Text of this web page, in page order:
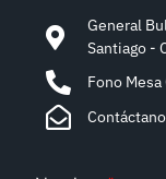
General
Santiago -
Fono